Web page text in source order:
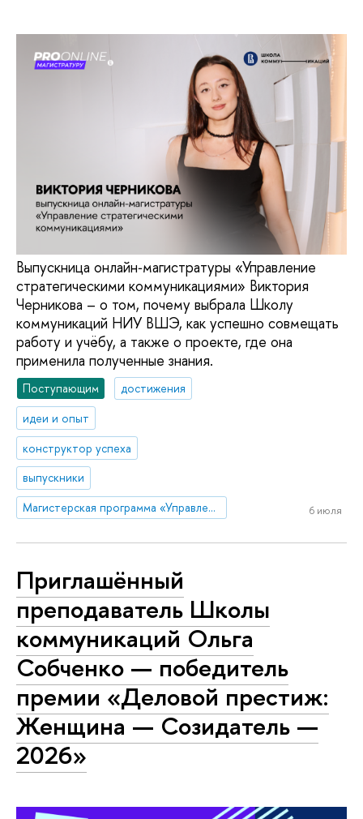
Выпускница онлайн‑магистратуры «Управление
стратегическими коммуникациями» Виктория
Черникова – о том, почему выбрала Школу
коммуникаций НИУ ВШЭ, как успешно совмещать
работу и учёбу, а также о проекте, где она
применила полученные знания.
Поступающим
достижения
идеи и опыт
конструктор успеха
выпускники
Магистерская программа «Управление стратегическими коммуникациями»
6 июля
Приглашённый
преподаватель Школы
коммуникаций Ольга
Собченко — победитель
премии «Деловой престиж:
Женщина — Созидатель —
2026»